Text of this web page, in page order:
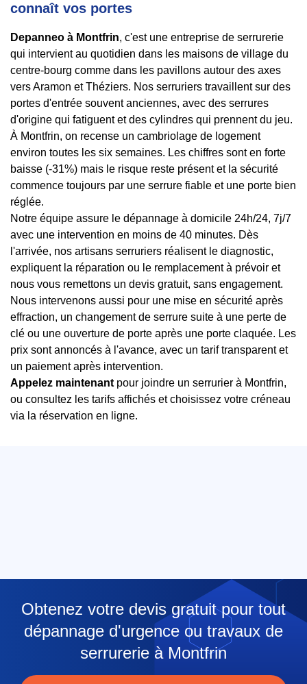
connaît vos portes
Depanneo à Montfrin, c'est une entreprise de serrurerie
qui intervient au quotidien dans les maisons de village du
centre-bourg comme dans les pavillons autour des axes
vers Aramon et Théziers. Nos serruriers travaillent sur des
portes d'entrée souvent anciennes, avec des serrures
d'origine qui fatiguent et des cylindres qui prennent du jeu.
À Montfrin, on recense un cambriolage de logement
environ toutes les six semaines. Les chiffres sont en forte
baisse (-31%) mais le risque reste présent et la sécurité
commence toujours par une serrure fiable et une porte bien
réglée.
Notre équipe assure le dépannage à domicile 24h/24, 7j/7
avec une intervention en moins de 40 minutes. Dès
l'arrivée, nos artisans serruriers réalisent le diagnostic,
expliquent la réparation ou le remplacement à prévoir et
nous vous remettons un devis gratuit, sans engagement.
Nous intervenons aussi pour une mise en sécurité après
effraction, un changement de serrure suite à une perte de
clé ou une ouverture de porte après une porte claquée. Les
prix sont annoncés à l'avance, avec un tarif transparent et
un paiement après intervention.
Appelez maintenant pour joindre un serrurier à Montfrin,
ou consultez les tarifs affichés et choisissez votre créneau
via la réservation en ligne.
Obtenez votre devis gratuit pour tout
dépannage d'urgence ou travaux de
serrurerie à Montfrin